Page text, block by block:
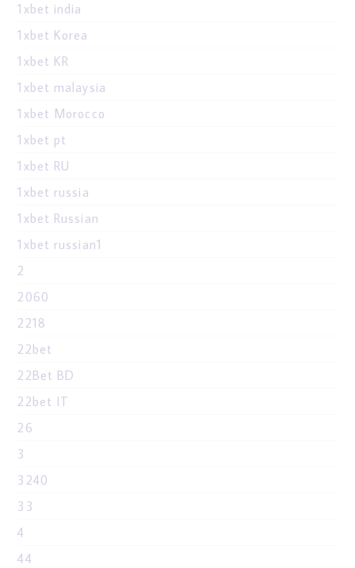
1xbet india
1xbet Korea
1xbet KR
1xbet malaysia
1xbet Morocco
1xbet pt
1xbet RU
1xbet russia
1xbet Russian
1xbet russian1
2
2060
2218
22bet
22Bet BD
22bet IT
26
3
3240
33
4
44